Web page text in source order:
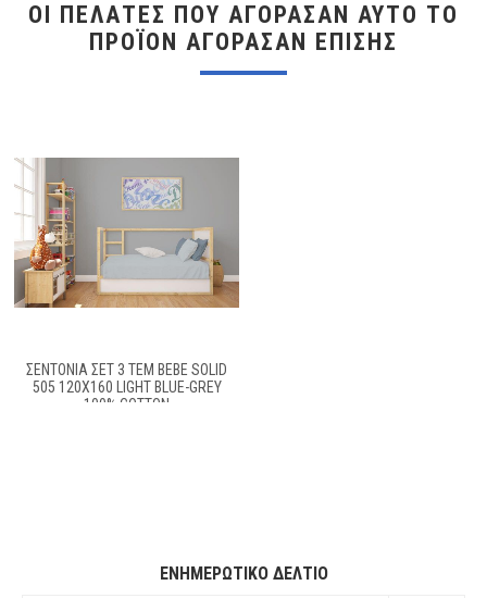
ΟΙ ΠΕΛΆΤΕΣ ΠΟΥ ΑΓΌΡΑΣΑΝ ΑΥΤΌ ΤΟ
ΠΡΟΪΌΝ ΑΓΌΡΑΣΑΝ ΕΠΊΣΗΣ
ΣΕΝΤΌΝΙΑ ΣΕΤ 3 ΤΕΜ BEBE SOLID
505 120X160 LIGHT BLUE-GREY
100% COTTON
ΕΝΗΜΕΡΩΤΙΚΌ ΔΕΛΤΊΟ